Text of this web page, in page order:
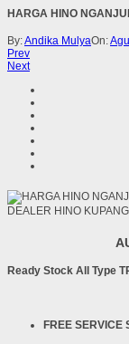
HARGA HINO
By:Andika MulyaOn:
Prev
Next
DEALER HINO KUPANG
Ready Stock All Type
FREE SERVICE